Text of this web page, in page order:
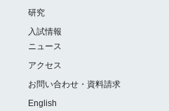
研究
入試情報
ニュース
アクセス
お問い合わせ・資料請求
English